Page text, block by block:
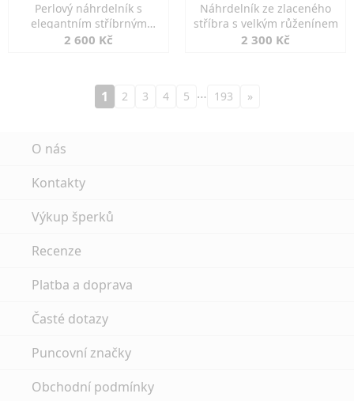
Perlový náhrdelník s
elegantním stříbrným
zapínáním
2 600 Kč
Náhrdelník ze zlaceného
stříbra s velkým růženínem
2 300 Kč
1 2 3 4 5 … 193 »
O nás
Kontakty
Výkup šperků
Recenze
Platba a doprava
Časté dotazy
Puncovní značky
Obchodní podmínky